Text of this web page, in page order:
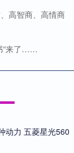
高智商、高情商
”来了……
动力 五菱星光560